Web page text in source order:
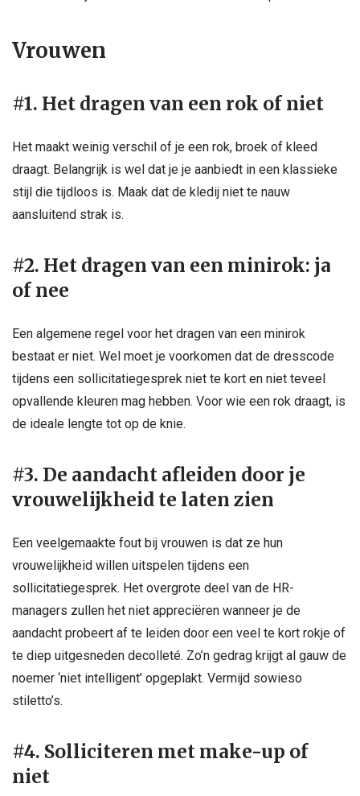
Vrouwen
#1. Het dragen van een rok of niet
Het maakt weinig verschil of je een rok, broek of kleed
draagt. Belangrijk is wel dat je je aanbiedt in een klassieke
stijl die tijdloos is. Maak dat de kledij niet te nauw
aansluitend strak is.
#2. Het dragen van een minirok: ja
of nee
Een algemene regel voor het dragen van een minirok
bestaat er niet. Wel moet je voorkomen dat de dresscode
tijdens een sollicitatiegesprek niet te kort en niet teveel
opvallende kleuren mag hebben. Voor wie een rok draagt, is
de ideale lengte tot op de knie.
#3. De aandacht afleiden door je
vrouwelijkheid te laten zien
Een veelgemaakte fout bij vrouwen is dat ze hun
vrouwelijkheid willen uitspelen tijdens een
sollicitatiegesprek. Het overgrote deel van de HR-
managers zullen het niet appreciëren wanneer je de
aandacht probeert af te leiden door een veel te kort rokje of
te diep uitgesneden decolleté. Zo’n gedrag krijgt al gauw de
noemer ‘niet intelligent’ opgeplakt. Vermijd sowieso
stiletto’s.
#4. Solliciteren met make-up of
niet